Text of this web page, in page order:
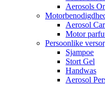
Aerosols
Aerosol
Motor
Persoonlike
Sjampoe
Stort Gel
Handwas
Aerosol